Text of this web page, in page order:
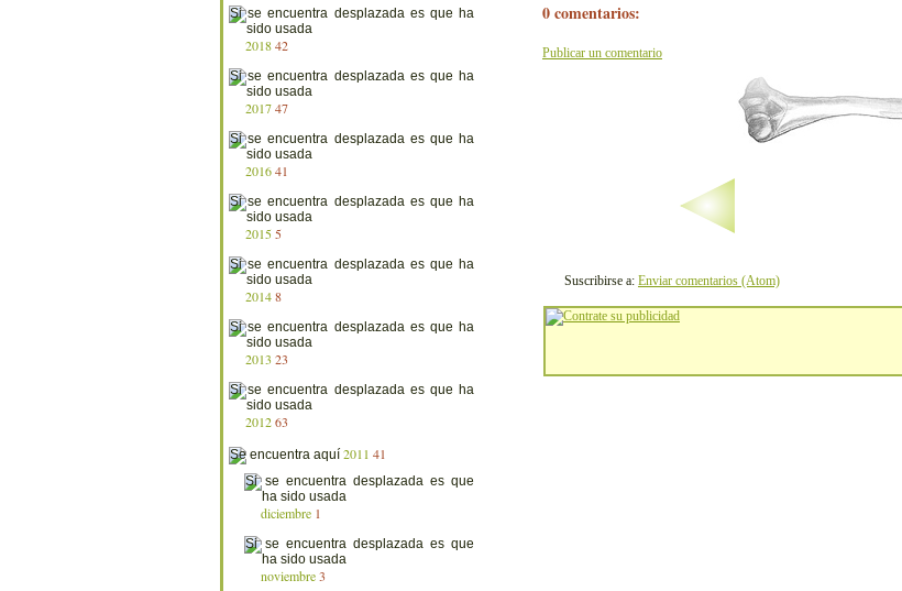
0 comentarios:
Publicar un comentario
Suscribirse a: Enviar comentarios (Atom)
201842
201747
201641
2015 5
20148
2013 23
201263
2011 41
diciembre 1
noviembre 3